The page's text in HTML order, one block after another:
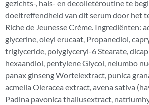
gezichts-, hals- en decolletéroutine te
doeltreffendheid van dit serum door het
Riche de Jeunesse Crème. Ingrediënten:
glycerine, oleyl erucaat, Propanediol,
triglyceride, polyglyceryl-6 Stearate,
hexaandiol, pentylene Glycol, nelumbo
panax ginseng Wortelextract, punica
acmella Oleracea extract, avena sativa
Padina pavonica thallusextract,